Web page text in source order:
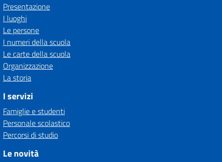
Presentazione
I luoghi
Le persone
I numeri della scuola
Le carte della scuola
Organizzazione
La storia
I servizi
Famiglie e studenti
Personale scolastico
Percorsi di studio
Le novità